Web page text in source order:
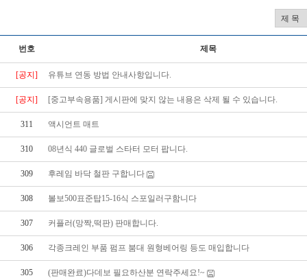
번호 제목
[공지] 유튜브 연동 방법 안내사항입니다.
[공지] [중고부속용품] 게시판에 맞지 않는 내용은 삭제 될 수 있습니다.
311 액시언트 매트
310 08년식 440 글로벌 스타터 모터 팝니다.
309 후레임 바닥 철판 구합니다
308 볼보500표준탑15-16식 스포일러구함니다
307 커플러(망짝,떡판) 판매합니다.
306 각종크레인 부품 펌프 붐대 원형베어링 등도 매입합니다
305 (판매완료)다데보 필요하산분 연락주세요!~